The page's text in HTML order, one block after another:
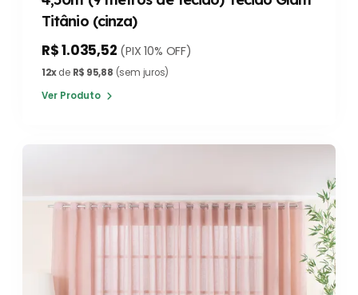
Titânio (cinza)
R$ 1.035,52 (PIX 10% OFF)
12xde R$ 95,88 (sem juros)
Ver Produto